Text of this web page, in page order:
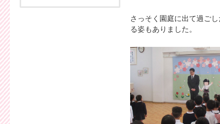
さっそく園庭に出て過ご
る姿もありました。